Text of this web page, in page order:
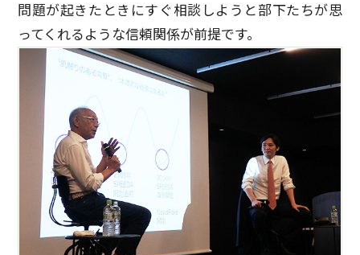
問題が起きたときにすぐ相談しようと部下たちが思
ってくれるような信頼関係が前提です。